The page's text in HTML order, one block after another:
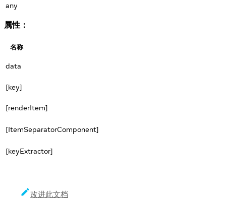
any
属性：
名称
data
[key]
[renderItem]
[ItemSeparatorComponent]
[keyExtractor]
改进此文档